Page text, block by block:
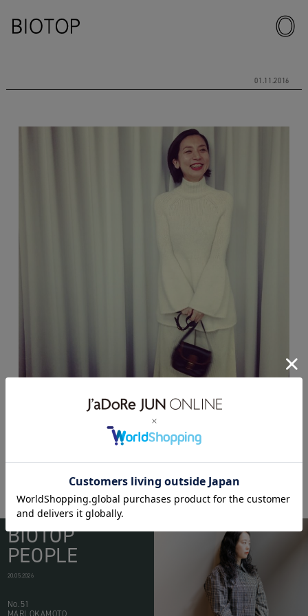
01.11.2016
BIOTOP
PEOPLE
20.05.2026
No.51